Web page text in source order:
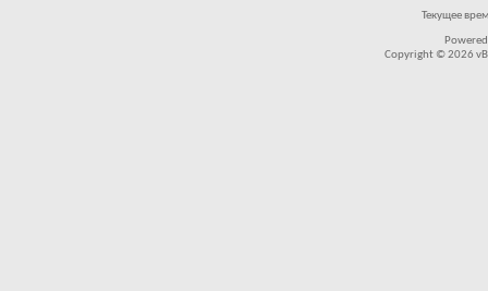
Текущее
Copyright © 2026